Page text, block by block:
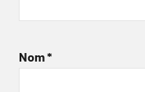
Nom*